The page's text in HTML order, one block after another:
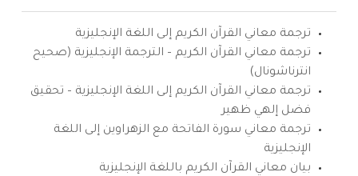
ترجمة معاني القرآن الكريم إلى اللغة الإنجليزية
ترجمة معاني القرآن الكريم – الترجمة الإنجليزية (صحيح
انترناشونال)
ترجمة معاني القرآن الكريم إلى اللغة الإنجليزية – تحقيق
فضل إلهي ظهير
ترجمة معاني سورة الفاتحة مع الزهراوين إلى اللغة
الإنجليزية
بيان معاني القرآن الكريم باللغة الإنجليزية